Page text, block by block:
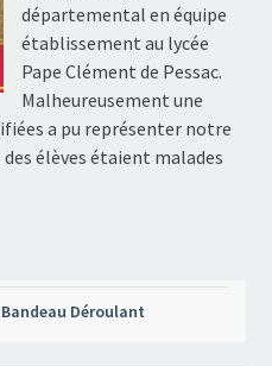
départemental en équipe
établissement au lycée
Pape Clément de Pessac.
Malheureusement une
a pu représenter notre
élèves étaient malades
Déroulant